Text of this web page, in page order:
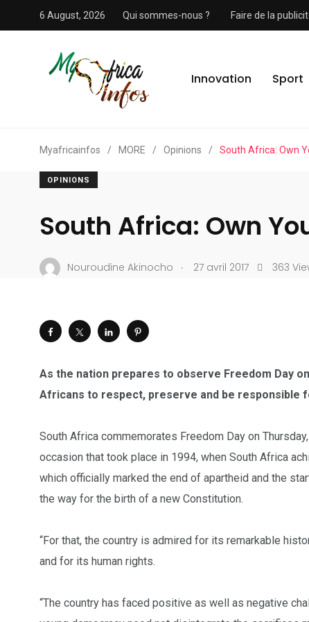
6 August, 2026 Qui sommes-nous ? Faire de la
Innovation Sport
Myafricainfos / MORE / Opinions / South Africa: Own
OPINIONS
South Africa: Own
Nouroudine Akinocho . 27 avril 2017 363
As the nation prepares to observe Freedom Day
Africans to respect, preserve and be responsible
South Africa commemorates Freedom Day on
occasion that took place in 1994, when South Africa
which officially marked the end of apartheid and the
the way for the birth of a new Constitution.
“For that, the country is admired for its remarkable
and for its human rights.
“The country has faced positive as well as negative